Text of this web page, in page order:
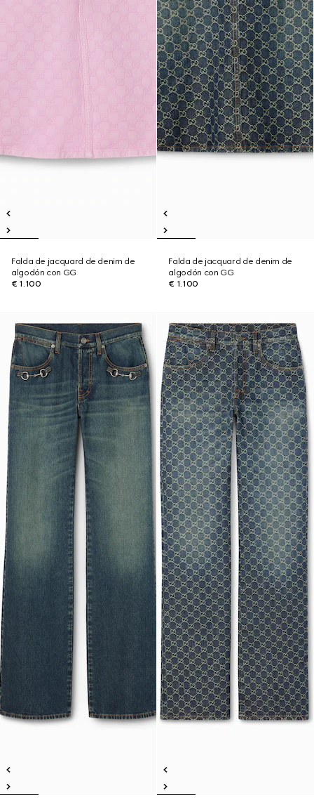
Falda de jacquard de denim de
algodón con GG
€ 1.100
Falda de jacquard de denim de
algodón con GG
€ 1.100